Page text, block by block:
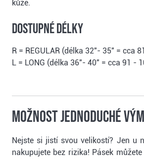
kůže.
Dostupné délky
R = REGULAR (délka 32"- 35" = cca
L = LONG (délka 36"- 40" = cca 91 -
Možnost jednoduché
Nejste si jistí svou velikostí? Jen u
nakupujete bez rizika! Pásek